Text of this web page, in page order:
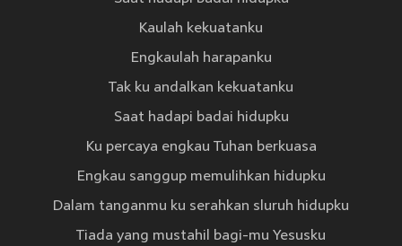
Kaulah kekuatanku
Engkaulah harapanku
Tak ku andalkan kekuatanku
Saat hadapi badai hidupku
Ku percaya engkau Tuhan berkuasa
Engkau sanggup memulihkan hidupku
Dalam tanganmu ku serahkan sluruh hidupku
Tiada yang mustahil bagi-mu Yesusku